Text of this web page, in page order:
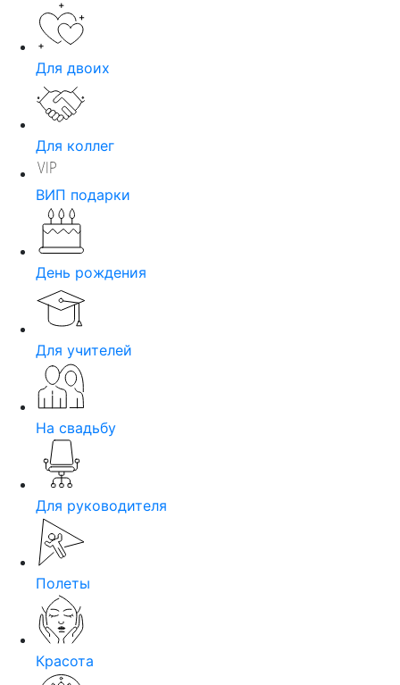
Для двоих
Для коллег
ВИП подарки
День рождения
Для учителей
На свадьбу
Для руководителя
Полеты
Красота